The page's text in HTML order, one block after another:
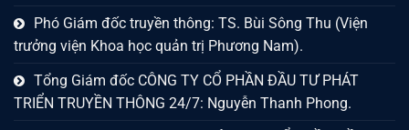
Phó Giám đốc truyền thông: TS. Bùi Sông Thu (Viện
trưởng viện Khoa học quản trị Phương Nam).
Tổng Giám đốc CÔNG TY CỔ PHẦN ĐẦU TƯ PHÁT
TRIỂN TRUYỀN THÔNG 24/7: Nguyễn Thanh Phong.